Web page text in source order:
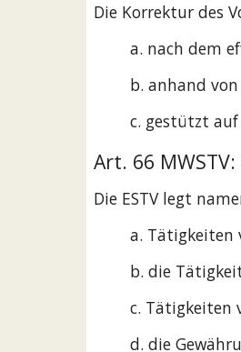
Die Korrektur des
a. nach dem
b. anhand
c. gestützt auf
Art. 66
Die ESTV legt
a. Tätigkeiten
b. die
c. Tätigkeiten
d. die